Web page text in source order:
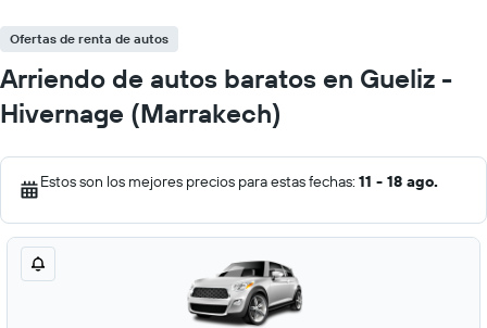
Ofertas de renta de autos
Arriendo de autos baratos en Gueliz -
Hivernage (Marrakech)
Estos son los mejores precios para estas fechas: 11 - 18 ago.